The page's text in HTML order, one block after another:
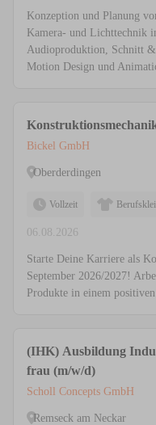
Konzeption und Planung
Kamera- und Lichttechnik
Audioproduktion, Schnitt
Motion Design und
Bickel GmbH
Oberderdingen
Vollzeit
06.08.2026
Starte Deine Karriere als
September 2026/2027!
Produkte in einem
(IHK) Ausbildung
frau (m/w/d)
Scholl Concepts GmbH
Remseck am Neckar